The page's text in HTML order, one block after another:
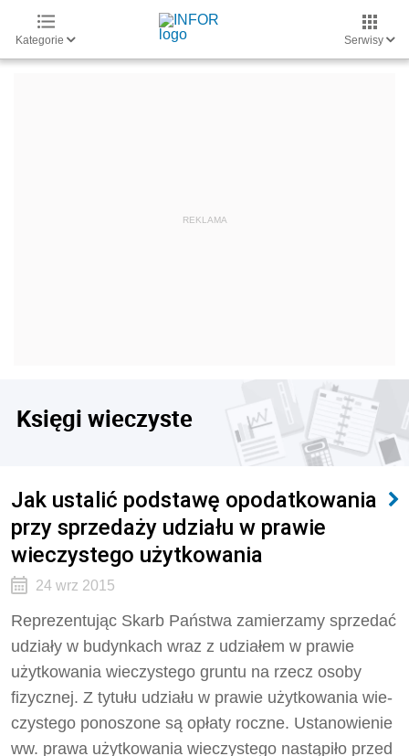
Kategorie Serwisy
Księgi wieczyste
Jak ustalić podstawę opodatkowania
przy sprzedaży udziału w prawie
wieczystego użytkowania
24 wrz 2015
Reprezentując Skarb Państwa zamierzamy sprzedać
udziały w budynkach wraz z udziałem w prawie
użytkowania wieczystego gruntu na rzecz osoby
fizycznej. Z tytułu udziału w prawie użytkowania wie­
czystego ponoszone są opłaty roczne. Ustanowienie
ww. prawa użytkowania wieczystego nastąpiło przed